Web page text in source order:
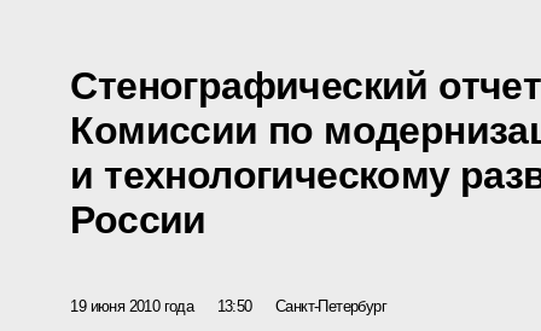
Стенографический
Комиссии по
и технологическому
России
19 июня 2010 года 13:50 Санкт-Петербург